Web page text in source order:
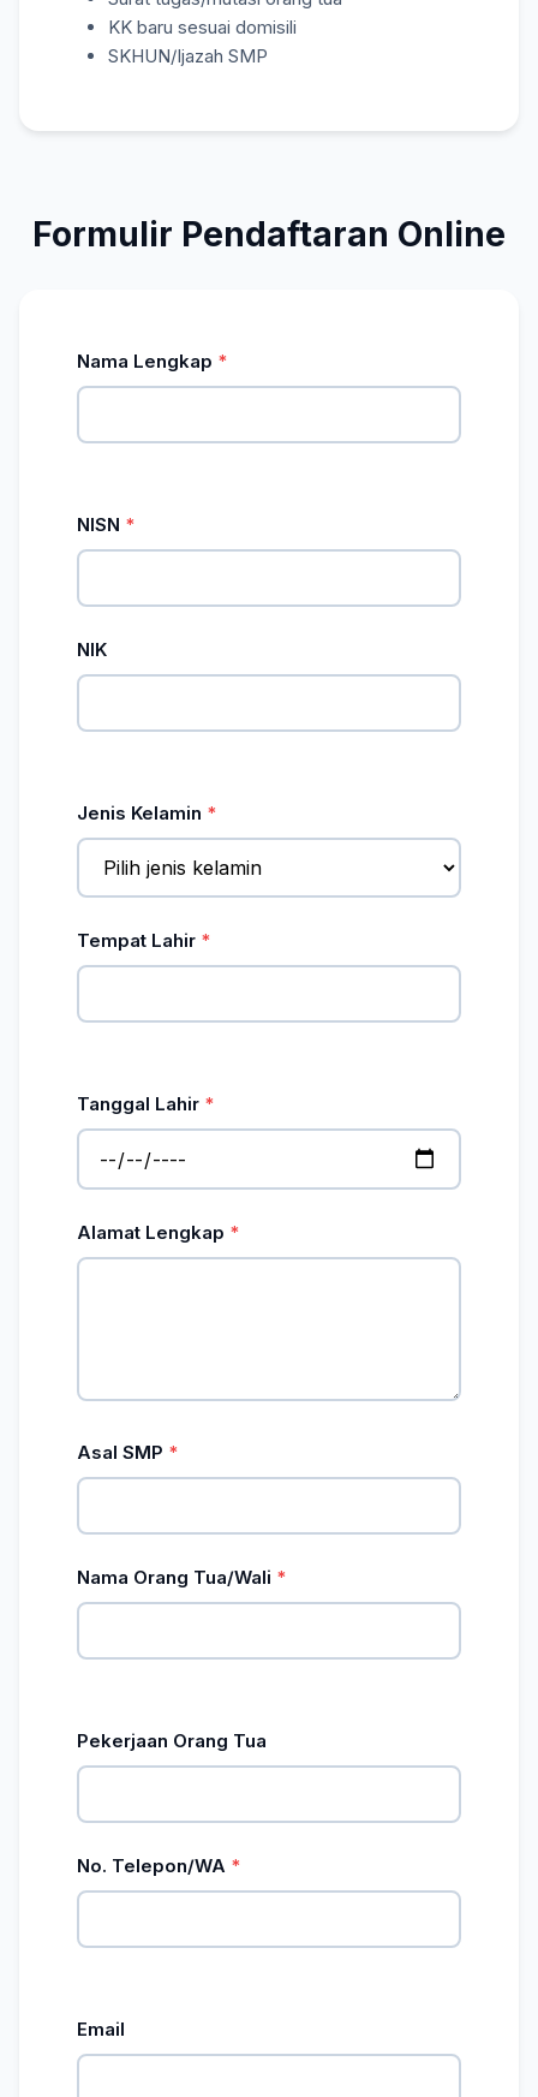
KK baru sesuai domisili
SKHUN/Ijazah SMP
Formulir Pendaftaran Online
Nama Lengkap
NISN
NIK
Jenis Kelamin
Tempat Lahir
Tanggal Lahir
Alamat Lengkap
Asal SMP
Nama Orang Tua/Wali
Pekerjaan Orang Tua
No. Telepon/WA
Email